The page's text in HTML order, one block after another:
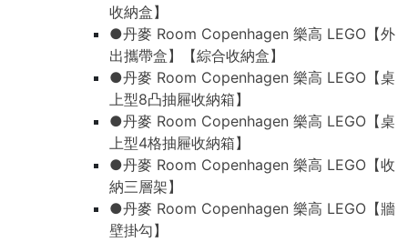
收納盒】
●丹麥 Room Copenhagen 樂高 LEGO【外
出攜帶盒】【綜合收納盒】
●丹麥 Room Copenhagen 樂高 LEGO【桌
上型8凸抽屜收納箱】
●丹麥 Room Copenhagen 樂高 LEGO【桌
上型4格抽屜收納箱】
●丹麥 Room Copenhagen 樂高 LEGO【收
納三層架】
●丹麥 Room Copenhagen 樂高 LEGO【牆
壁掛勾】